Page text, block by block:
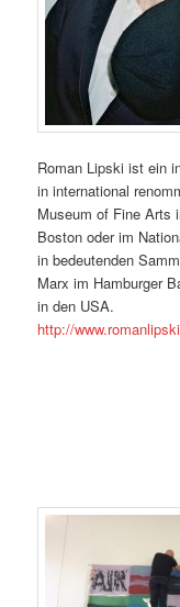
Roman Lipski ist ein
in international
Museum of Fine Arts
Boston oder im
in bedeutenden
Marx im Hamburger
in den USA.
http://